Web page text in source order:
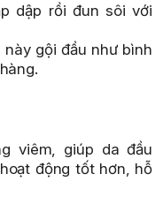
dập rồi đun sôi với
gội đầu như bình
viêm, giúp da đầu
động tốt hơn, hỗ